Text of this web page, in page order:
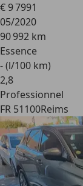
€ 9 7991
05/2020
90 992 km
Essence
- (l/100 km)
2,8
Professionnel
FR 51100Reims